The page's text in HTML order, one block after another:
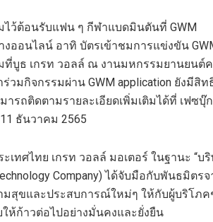
ไว้ต้อนรับแฟน ๆ กีฬาแบดมินตันที่ GWM
ออนไลน์ อาทิ บัตรเข้าชมการแข่งขัน
ที่บูธ เกรท วอลล์ ณ งานมหกรรมยานยนต์
วมกิจกรรมผ่าน GWM application ยังมีสิ
รถติดตามรายละเอียดเพิ่มเติมได้ที่ เฟซบุ๊ก
ธันวาคม 2565
เทศไทย เกรท วอลล์ มอเตอร์ ในฐานะ “บ
Company) ได้จับมือกับพันธมิตรจ
สุขและประสบการณ์ใหม่ๆ ให้กับผู้บริโภค
ห้ก้าวต่อไปอย่างมั่นคงและยั่งยืน